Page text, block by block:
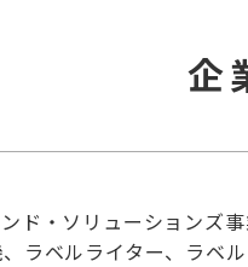
企
ド・ソリューションズ
ベルライター、ラベ